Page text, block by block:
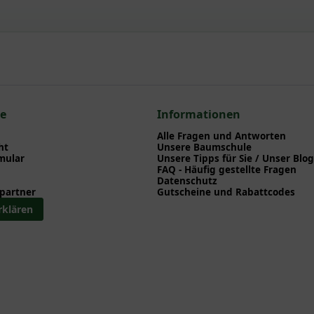
/ Norwegische Kiefer / Föhre
Informationen
Alle Fragen und Antworten
Unsere Baumschule
Unsere Tipps für Sie / Unser Blog
FAQ - Häufig gestellte Fragen
Datenschutz
Gutscheine und Rabattcodes